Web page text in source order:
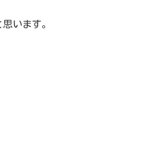
います。